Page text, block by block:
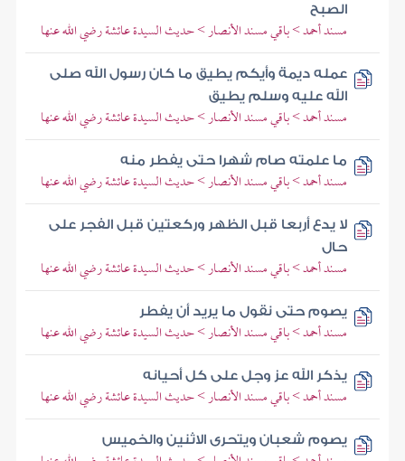
الصبح
مسند أحمد > باقي مسند الأنصار > حديث السيدة عائشة رضي الله عنها
عمله ديمة وأيكم يطيق ما كان رسول الله صلى
الله عليه وسلم يطيق
مسند أحمد > باقي مسند الأنصار > حديث السيدة عائشة رضي الله عنها
ما علمته صام شهرا حتى يفطر منه
مسند أحمد > باقي مسند الأنصار > حديث السيدة عائشة رضي الله عنها
لا يدع أربعا قبل الظهر وركعتين قبل الفجر على
حال
مسند أحمد > باقي مسند الأنصار > حديث السيدة عائشة رضي الله عنها
يصوم حتى نقول ما يريد أن يفطر
مسند أحمد > باقي مسند الأنصار > حديث السيدة عائشة رضي الله عنها
يذكر الله عز وجل على كل أحيانه
مسند أحمد > باقي مسند الأنصار > حديث السيدة عائشة رضي الله عنها
يصوم شعبان ويتحرى الاثنين والخميس